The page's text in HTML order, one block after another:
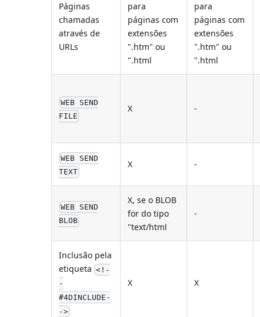
Páginas
chamadas
através de
URLs
para
páginas com
extensões
".htm" ou
".html
para
páginas com
extensões
".htm" ou
".html
WEB SEND
FILE
X -
WEB SEND
TEXT
X -
WEB SEND
BLOB
X, se o BLOB
for do tipo
"text/html
-
Inclusão pela
etiqueta <!-
-
#4DINCLUDE-
->
X X